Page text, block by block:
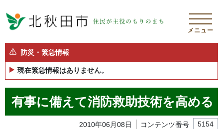
メニュー
防災・緊急情報
現在緊急情報はありません。
有事に備えて消防救助技術を高める
2010年06月08日 コンテンツ番号 5154